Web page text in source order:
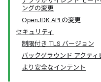
ングの変更
OpenJDK API の変更
セキュリティ
制限付き TLS バージョン
バックグラウンド アクテ
より安全なインテント